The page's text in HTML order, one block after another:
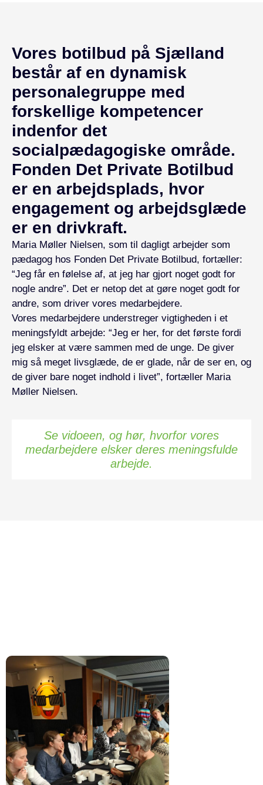
Vores botilbud på Sjælland
består af en dynamisk
personalegruppe med
forskellige kompetencer
indenfor det
socialpædagogiske område.
Fonden Det Private Botilbud
er en arbejdsplads, hvor
engagement og arbejdsglæde
er en drivkraft.
Maria Møller Nielsen, som til dagligt arbejder som
pædagog hos Fonden Det Private Botilbud, fortæller:
“Jeg får en følelse af, at jeg har gjort noget godt for
nogle andre”. Det er netop det at gøre noget godt for
andre, som driver vores medarbejdere.
Vores medarbejdere understreger vigtigheden i et
meningsfyldt arbejde: “Jeg er her, for det første fordi
jeg elsker at være sammen med de unge. De giver
mig så meget livsglæde, de er glade, når de ser en, og
de giver bare noget indhold i livet”, fortæller Maria
Møller Nielsen.
Se vidoeen, og hør, hvorfor vores
medarbejdere elsker deres meningsfulde
arbejde.